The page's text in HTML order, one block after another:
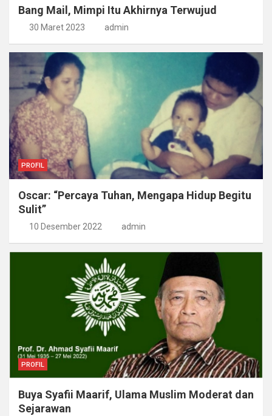
Bang Mail, Mimpi Itu Akhirnya Terwujud
30 Maret 2023 admin
PROFIL
Oscar: “Percaya Tuhan, Mengapa Hidup Begitu
Sulit”
10 Desember 2022 admin
PROFIL
Buya Syafii Maarif, Ulama Muslim Moderat dan
Sejarawan